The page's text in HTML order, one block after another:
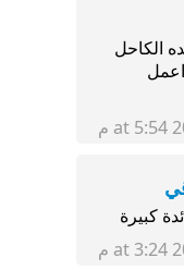
الكاحل
كبيرة